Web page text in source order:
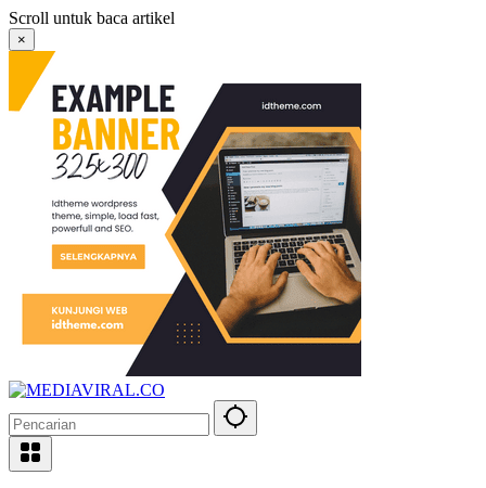
Langsung
ke
konten
Scroll untuk baca artikel
×